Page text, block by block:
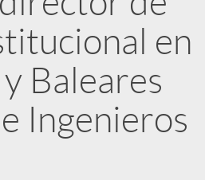
en
Baleares
Ingenieros